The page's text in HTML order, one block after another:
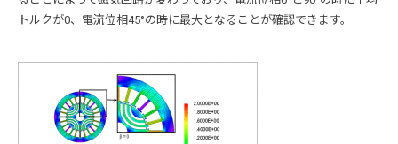
トルクが0、電流位相45°の時に最大となることが確認できます。